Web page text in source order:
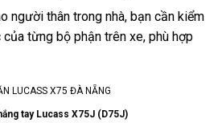
người thân trong nhà, bạn cần kiểm
từng bộ phận trên xe, phù hợp
tay Lucass X75J (D75J)